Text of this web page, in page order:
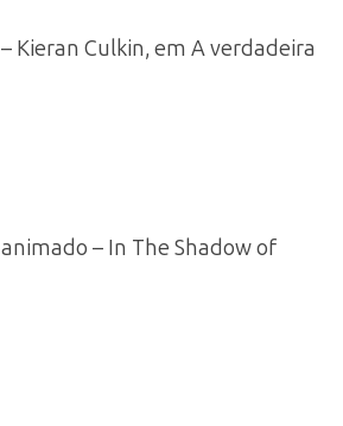
Kieran Culkin, em A verdadeira
– In The Shadow of